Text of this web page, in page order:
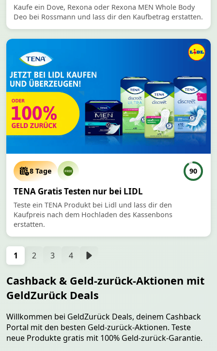
Kaufe ein Dove, Rexona oder Rexona MEN Whole Body
Deo bei Rossmann und lass dir den Kaufbetrag erstatten.
8 Tage 90
TENA Gratis Testen nur bei LIDL
Teste ein TENA Produkt bei Lidl und lass dir den
Kaufpreis nach dem Hochladen des Kassenbons
erstatten.
1 2 3 4
Cashback & Geld-zurück-Aktionen mit
GeldZurück Deals
Willkommen bei GeldZurück Deals, deinem Cashback
Portal mit den besten Geld-zurück-Aktionen. Teste
neue Produkte gratis mit 100% Geld-zurück-Garantie.